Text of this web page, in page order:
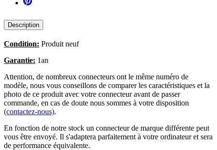
Description
Condition: Produit neuf
Garantie: 1an
Attention, de nombreux connecteurs ont le même numéro de
modèle, nous vous conseillons de comparer les caractéristiques et la
photo de ce produit avec votre connecteur avant de passer
commande, en cas de doute nous sommes à votre disposition
(contactez-nous).
En fonction de notre stock un connecteur de marque différente peut
vous être envoyé. Il s'adaptera parfaitement à votre ordinateur et sera
de performance équivalente.